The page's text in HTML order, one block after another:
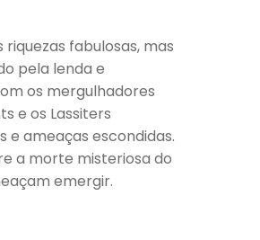
fabulosas, mas
pela lenda e
os mergulhadores
e os Lassiters
e ameaças escondidas.
a morte misteriosa do
emergir.